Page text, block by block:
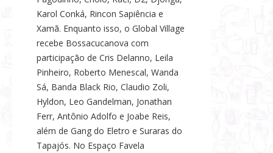
Karol Conká, Rincon Sapiência e
Xamã. Enquanto isso, o Global Village
recebe Bossacucanova com
participação de Cris Delanno, Leila
Pinheiro, Roberto Menescal, Wanda
Sá, Banda Black Rio, Claudio Zoli,
Hyldon, Leo Gandelman, Jonathan
Ferr, Antônio Adolfo e Joabe Reis,
além de Gang do Eletro e Suraras do
Tapajós. No Espaço Favela